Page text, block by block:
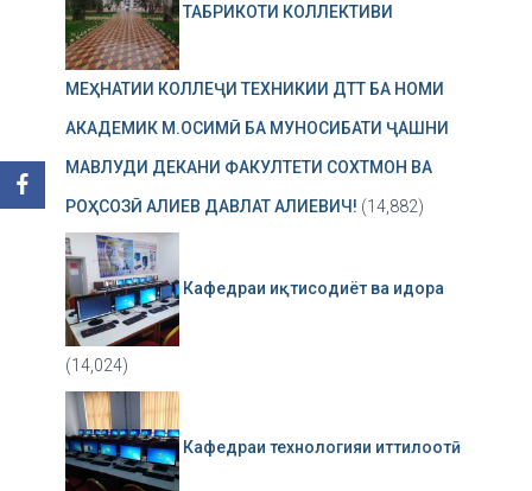
ТАБРИКОТИ КОЛЛЕКТИВИ
МЕҲНАТИИ КОЛЛЕҶИ ТЕХНИКИИ ДТТ БА НОМИ
АКАДЕМИК М.ОСИМӢ БА МУНОСИБАТИ ҶАШНИ
МАВЛУДИ ДЕКАНИ ФАКУЛТЕТИ СОХТМОН ВА
РОҲСОЗӢ АЛИЕВ ДАВЛАТ АЛИЕВИЧ! (14,882)
Кафедраи иқтисодиёт ва идора
(14,024)
Кафедраи технологияи иттилоотӣ